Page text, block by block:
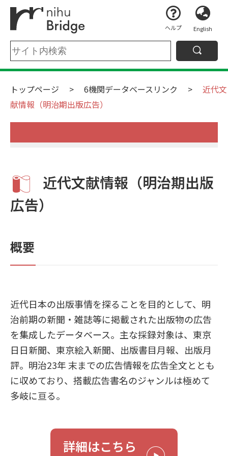
ヘルプ English
トップページ 6機関データベースリンク
近代文
献情報（明治期出版広告）
近代文献情報（明治期出版
広告）
概要
近代日本の出版事情を探ることを目的として、明
治前期の新聞・雑誌等に掲載された出版物の広告
を集成したデータベース。主な採録対象は、東京
日日新聞、東京絵入新聞、出版書目月報、出版月
評。明治23年 末までの広告情報を広告全文ととも
に収めており、搭載広告書名のジャンルは極めて
多岐に亘る。
詳細はこちら